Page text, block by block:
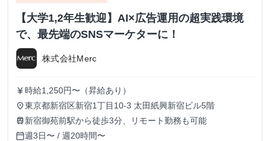
【大学1,2年生歓迎】AI×広告運用の超実践環境
で、最先端のSNSマーケターに！
株式会社Merc
currency_yen 時給1,250円〜（昇給あり）
place東京都新宿区新宿1丁目10-3 太田紙興新宿ビル5階
train 新宿御苑前駅から徒歩3分、リモート勤務も可能
calendar_today週3日〜 / 週20時間〜